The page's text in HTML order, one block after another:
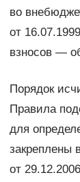
во
от
взносов —
Порядок
Правила
для
закреплены
от